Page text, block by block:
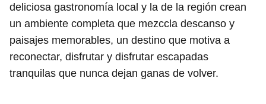
deliciosa gastronomía local y la de la región crean
un ambiente completa que mezccla descanso y
paisajes memorables, un destino que motiva a
reconectar, disfrutar y disfrutar escapadas
tranquilas que nunca dejan ganas de volver.